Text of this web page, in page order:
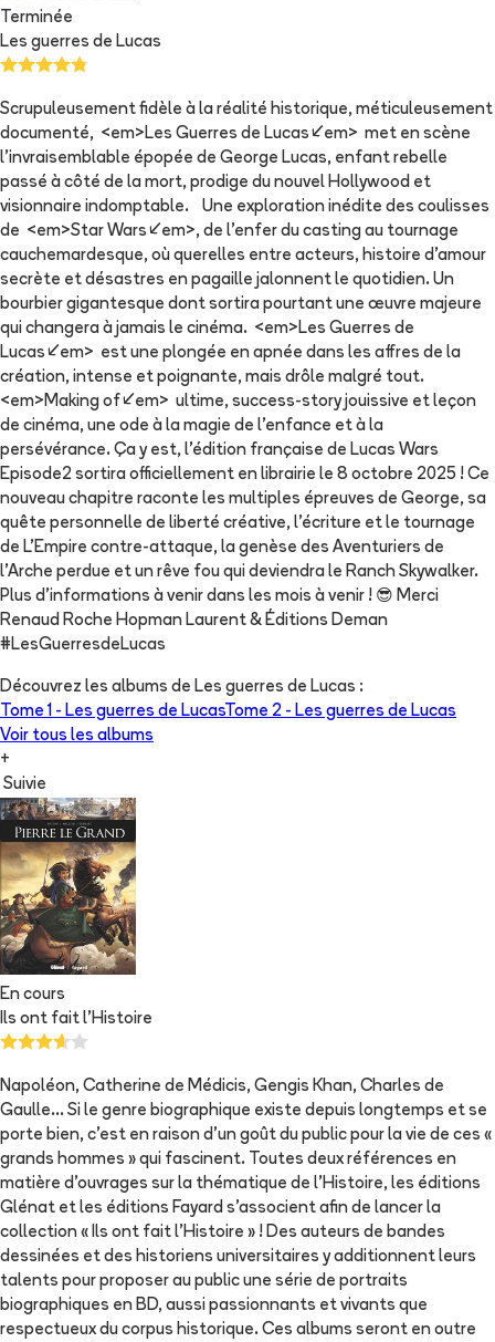
Terminée
Les guerres de Lucas
Scrupuleusement fidèle à la réalité historique, méticuleusement
documenté, <em>Les Guerres de Lucas</em> met en scène
l’invraisemblable épopée de George Lucas, enfant rebelle
passé à côté de la mort, prodige du nouvel Hollywood et
visionnaire indomptable. Une exploration inédite des coulisses
de <em>Star Wars</em>, de l’enfer du casting au tournage
cauchemardesque, où querelles entre acteurs, histoire d’amour
secrète et désastres en pagaille jalonnent le quotidien. Un
bourbier gigantesque dont sortira pourtant une œuvre majeure
qui changera à jamais le cinéma. <em>Les Guerres de
Lucas</em> est une plongée en apnée dans les affres de la
création, intense et poignante, mais drôle malgré tout.
<em>Making of</em> ultime, success-story jouissive et leçon
de cinéma, une ode à la magie de l’enfance et à la
persévérance. Ça y est, l'édition française de Lucas Wars
Episode2 sortira officiellement en librairie le 8 octobre 2025 ! Ce
nouveau chapitre raconte les multiples épreuves de George, sa
quête personnelle de liberté créative, l'écriture et le tournage
de L'Empire contre-attaque, la genèse des Aventuriers de
l'Arche perdue et un rêve fou qui deviendra le Ranch Skywalker.
Plus d'informations à venir dans les mois à venir ! 😎 Merci
Renaud Roche Hopman Laurent & Éditions Deman
#LesGuerresdeLucas
Découvrez les albums de Les guerres de Lucas :
Tome 1 - Les guerres de LucasTome 2 - Les guerres de Lucas
Voir tous les albums
+
Suivie
En cours
Ils ont fait l'Histoire
Napoléon, Catherine de Médicis, Gengis Khan, Charles de
Gaulle… Si le genre biographique existe depuis longtemps et se
porte bien, c'est en raison d'un goût du public pour la vie de ces «
grands hommes » qui fascinent. Toutes deux références en
matière d’ouvrages sur la thématique de l’Histoire, les éditions
Glénat et les éditions Fayard s’associent afin de lancer la
collection « Ils ont fait l’Histoire » ! Des auteurs de bandes
dessinées et des historiens universitaires y additionnent leurs
talents pour proposer au public une série de portraits
biographiques en BD, aussi passionnants et vivants que
respectueux du corpus historique. Ces albums seront en outre